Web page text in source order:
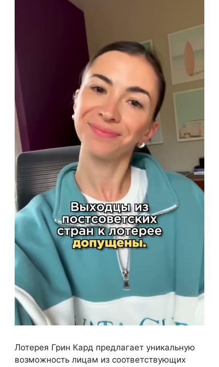
Лотерея Грин Кард предлагает уникальную
возможность лицам из соответствующих